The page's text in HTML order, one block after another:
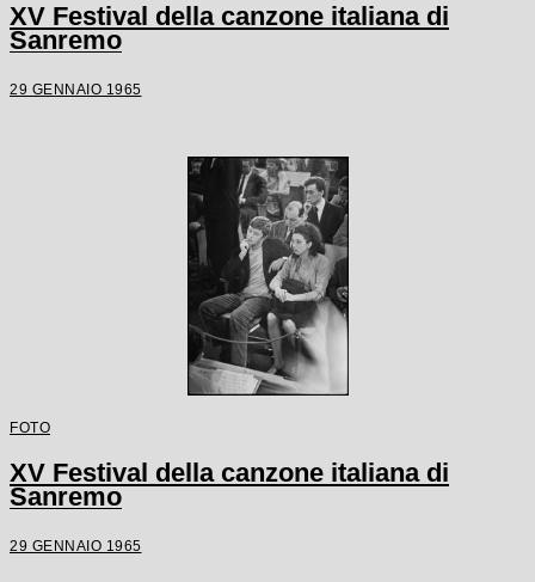
XV Festival della canzone italiana di
Sanremo
29 GENNAIO 1965
FOTO
XV Festival della canzone italiana di
Sanremo
29 GENNAIO 1965